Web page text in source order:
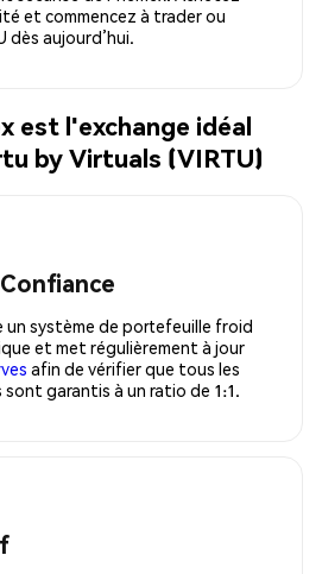
et commencez à trader ou
dès aujourd’hui.
est l'exchange idéal
by Virtuals (VIRTU)
un système de portefeuille froid
et met régulièrement à jour
afin de vérifier que tous les
garantis à un ratio de 1:1.